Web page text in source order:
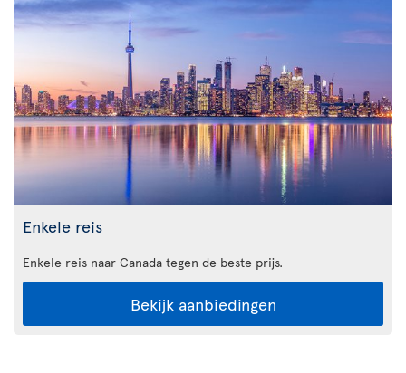
Enkele reis
Enkele reis naar Canada tegen de beste prijs.
Bekijk aanbiedingen